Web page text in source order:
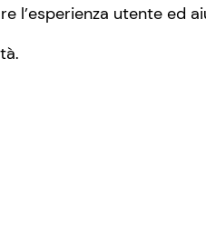
l’esperienza utente ed